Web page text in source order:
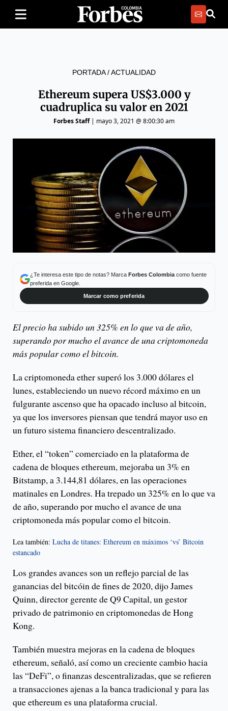
PORTADA/ACTUALIDAD
Ethereum supera US$3.000 y
cuadruplica su valor en 2021
Forbes Staff| mayo 3, 2021 @ 8:00:30 am
¿Te interesa este tipo de notas? Marca Forbes Colombiacomo fuente
preferida en Google.
Marcar como preferida
El precio ha subido un 325% en lo que va de año,
superando por mucho el avance de una criptomoneda
más popular como el bitcoin.
La criptomoneda ether superó los 3.000 dólares el
lunes, estableciendo un nuevo récord máximo en un
fulgurante ascenso que ha opacado incluso al bitcoin,
ya que los inversores piensan que tendrá mayor uso en
un futuro sistema financiero descentralizado.
Ether, el “token” comerciado en la plataforma de
cadena de bloques ethereum, mejoraba un 3% en
Bitstamp, a 3.144,81 dólares, en las operaciones
matinales en Londres. Ha trepado un 325% en lo que va
de año, superando por mucho el avance de una
criptomoneda más popular como el bitcoin.
Lea también: Lucha de titanes: Ethereum en máximos ‘vs’ Bitcoin
estancado
Los grandes avances son un reflejo parcial de las
ganancias del bitcóin de fines de 2020, dijo James
Quinn, director gerente de Q9 Capital, un gestor
privado de patrimonio en criptomonedas de Hong
Kong.
También muestra mejoras en la cadena de bloques
ethereum, señaló, así como un creciente cambio hacia
las “DeFi”, o finanzas descentralizadas, que se refieren
a transacciones ajenas a la banca tradicional y para las
que ethereum es una plataforma crucial.